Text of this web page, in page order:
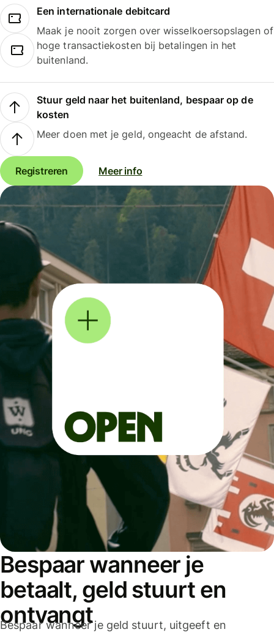
Een internationale debitcard
Maak je nooit zorgen over wisselkoersopslagen of
hoge transactiekosten bij betalingen in het
buitenland.
Stuur geld naar het buitenland, bespaar op de
kosten
Meer doen met je geld, ongeacht de afstand.
Registreren Meer info
Bespaar wanneer je
betaalt, geld stuurt en
ontvangt
Bespaar wanneer je geld stuurt, uitgeeft en